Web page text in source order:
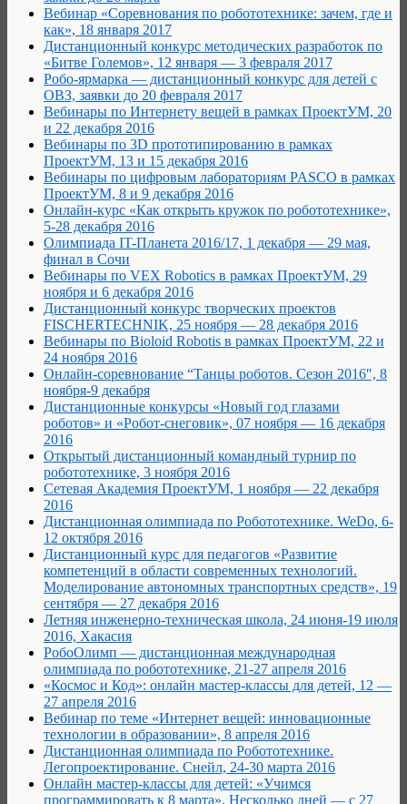
Вебинар «Соревнования по робототехнике: зачем, где и
как», 18 января 2017
Дистанционный конкурс методических разработок по
«Битве Големов», 12 января — 3 февраля 2017
Робо-ярмарка — дистанционный конкурс для детей с
ОВЗ, заявки до 20 февраля 2017
Вебинары по Интернету вещей в рамках ПроектУМ, 20
и 22 декабря 2016
Вебинары по 3D прототипированию в рамках
ПроектУМ, 13 и 15 декабря 2016
Вебинары по цифровым лабораториям PASCO в рамках
ПроектУМ, 8 и 9 декабря 2016
Онлайн-курс «Как открыть кружок по робототехнике»,
5-28 декабря 2016
Олимпиада IT-Планета 2016/17, 1 декабря — 29 мая,
финал в Сочи
Вебинары по VEX Robotics в рамках ПроектУМ, 29
ноября и 6 декабря 2016
Дистанционный конкурс творческих проектов
FISCHERTECHNIK, 25 ноября — 28 декабря 2016
Вебинары по Bioloid Robotis в рамках ПроектУМ, 22 и
24 ноября 2016
Онлайн-соревнование “Танцы роботов. Сезон 2016″, 8
ноября-9 декабря
Дистанционные конкурсы «Новый год глазами
роботов» и «Робот-снеговик», 07 ноября — 16 декабря
2016
Открытый дистанционный командный турнир по
робототехнике, 3 ноября 2016
Сетевая Академия ПроектУМ, 1 ноября — 22 декабря
2016
Дистанционная олимпиада по Робототехнике. WeDo, 6-
12 октября 2016
Дистанционный курс для педагогов «Развитие
компетенций в области современных технологий.
Моделирование автономных транспортных средств», 19
сентября — 27 декабря 2016
Летняя инженерно-техническая школа, 24 июня-19 июля
2016, Хакасия
РобоОлимп — дистанционная международная
олимпиада по робототехнике, 21-27 апреля 2016
«Космос и Код»: онлайн мастер-классы для детей, 12 —
27 апреля 2016
Вебинар по теме «Интернет вещей: инновационные
технологии в образовании», 8 апреля 2016
Дистанционная олимпиада по Робототехнике.
Легопроектирование. Снейл, 24-30 марта 2016
Онлайн мастер-классы для детей: «Учимся
программировать к 8 марта». Несколько дней — с 27